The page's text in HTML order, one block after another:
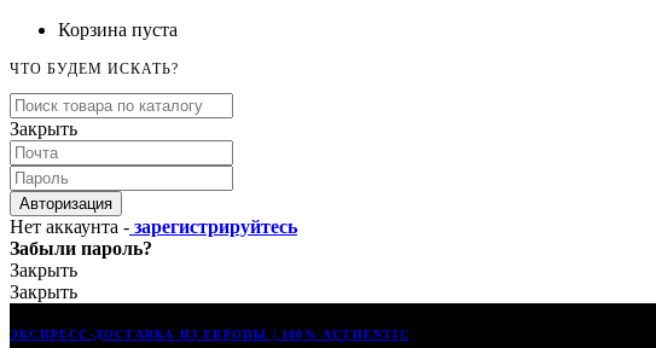
Корзина пуста
ЧТО БУДЕМ ИСКАТЬ?
Закрыть
Авторизация
Нет аккаунта - зарегистрируйтесь
Забыли пароль?
Закрыть
Закрыть
ЭКСПРЕСС-ДОСТАВКА ИЗ ЕВРОПЫ | 100% AUTHENTIC